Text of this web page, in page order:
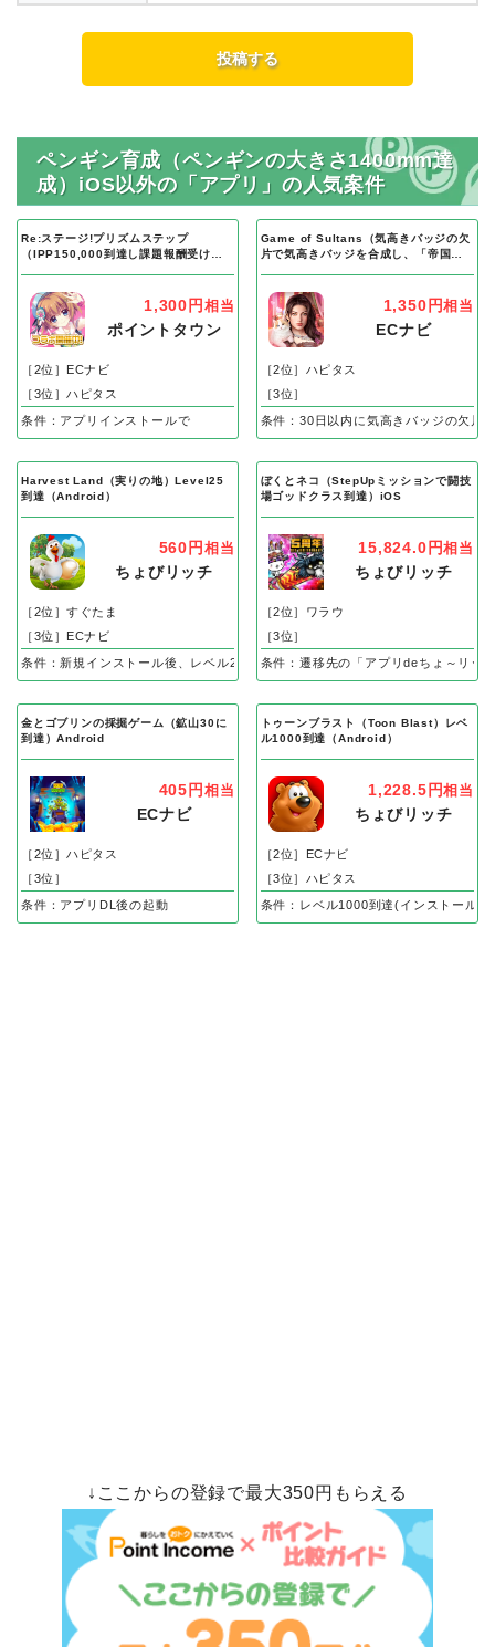
ペンギン育成（ペンギンの大きさ1400mm達
成）iOS以外の「アプリ」の人気案件
Re:ステージ!プリズムステップ
（IPP150,000到達し課題報酬受け取
1,300円 相当
ポイントタウン
［2位］ECナビ
［3位］ハピタス
条件：アプリインストールで
Game of Sultans（気高きバッジの欠
片で気高きバッジを合成し、「帝国五
1,350円相当
ECナビ
［2位］ハピタス
［3位］
条件：30日以内に気高きバッジの欠片
Harvest Land（実りの地）Level25
到達（Android）
560円 相当
ちょびリッチ
［2位］すぐたま
［3位］ECナビ
条件：新規インストール後、レベル25到達で成果
ぼくとネコ（StepUpミッションで闘技
場ゴッドクラス到達）iOS
15,824.0円相当
ちょびリッチ
［2位］ワラウ
［3位］
条件：遷移先の「アプリdeちょ～リッ
金とゴブリンの採掘ゲーム（鉱山30に
到達）Android
405円 相当
ECナビ
［2位］ハピタス
［3位］
条件：アプリDL後の起動
トゥーンブラスト（Toon Blast）レベ
ル1000到達（Android）
1,228.5円相当
ちょびリッチ
［2位］ECナビ
［3位］ハピタス
条件：レベル1000到達(インストール後
↓ここからの登録で最大350円もらえる